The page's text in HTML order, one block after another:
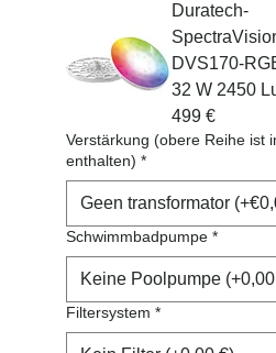
Duratech-
DVS170-
32 W 2450
499 €
Verstärkung (obere Reihe ist
enthalten) *
Schwimmbadpumpe *
Filtersystem *